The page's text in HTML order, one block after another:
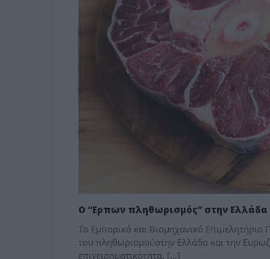
Ο “Ερπων πληθωρισμός” στην Ελλάδα
Το Εμπορικό και Βιομηχανικό Επιμελητήριο
του πληθωρισμούστην Ελλάδα και την
επιχειρηματικότητα. […]